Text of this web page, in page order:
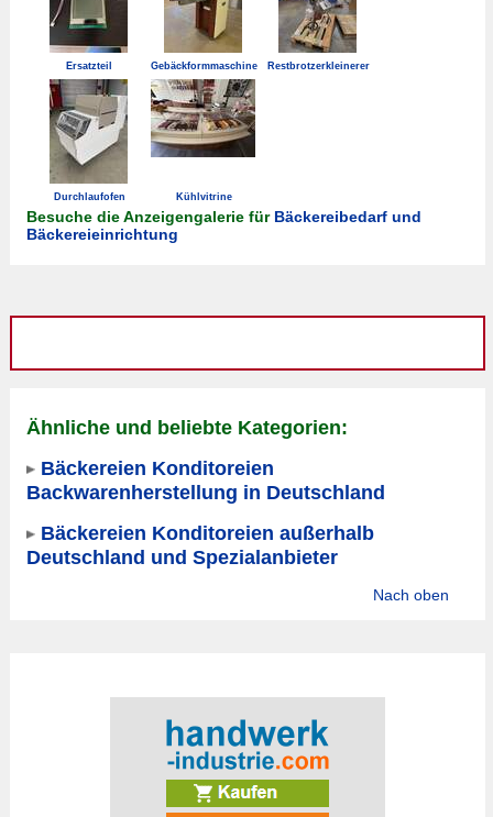
Ersatzteil Gebäckformmaschine Restbrotzerkleinerer
Durchlaufofen Kühlvitrine
Besuche die Anzeigengalerie für Bäckereibedarf und
Bäckereieinrichtung
Ähnliche und beliebte Kategorien:
Bäckereien Konditoreien
Backwarenherstellung in Deutschland
Bäckereien Konditoreien außerhalb
Deutschland und Spezialanbieter
Nach oben